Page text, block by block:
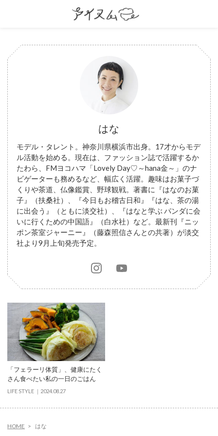
はな
モデル・タレント。神奈川県横浜市出身。17才からモデ
ル活動を始める。現在は、ファッション誌で活躍するか
たわら、FMヨコハマ「Lovely Day♡～hana金～」のナ
ビゲーターも務めるなど、幅広く活躍。趣味はお菓子づ
くりや茶道、仏像鑑賞、野球観戦。著書に『はなのお菓
子』（扶桑社）、『今日もお稽古日和』『はな、茶の湯
に出会う』（ともに淡交社）、『はなと学ぶ パンダに会
いに行くための中国語』（白水社）など。最新刊『ニッ
ポン茶室ジャーニー』（藤森照信さんとの共著）が淡交
社より9月上旬発売予定。
「フェラーリ体質」、健康にたく
さん食べたい私の一日のごはん
LIFE STYLE 2024.08.27
HOME はな